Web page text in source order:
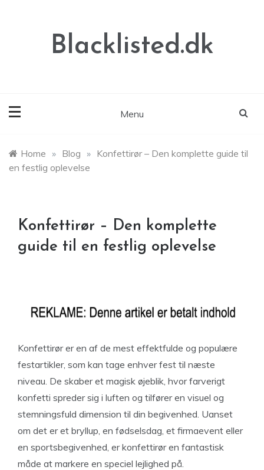
Blacklisted.dk
Menu
Home » Blog » Konfettirør – Den komplette guide til
en festlig oplevelse
Konfettirør – Den komplette
guide til en festlig oplevelse
Konfettirør er en af de mest effektfulde og populære
festartikler, som kan tage enhver fest til næste
niveau. De skaber et magisk øjeblik, hvor farverigt
konfetti spreder sig i luften og tilfører en visuel og
stemningsfuld dimension til din begivenhed. Uanset
om det er et bryllup, en fødselsdag, et firmaevent eller
en sportsbegivenhed, er konfettirør en fantastisk
måde at markere en speciel lejlighed på.